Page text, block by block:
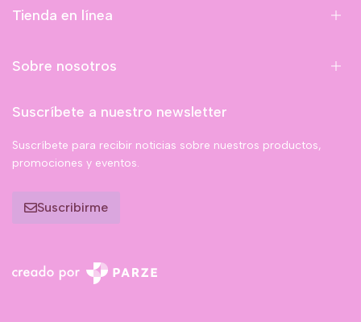
Tienda en línea
Sobre nosotros
Suscríbete a nuestro newsletter
Suscríbete para recibir noticias sobre nuestros productos,
promociones y eventos.
Suscribirme